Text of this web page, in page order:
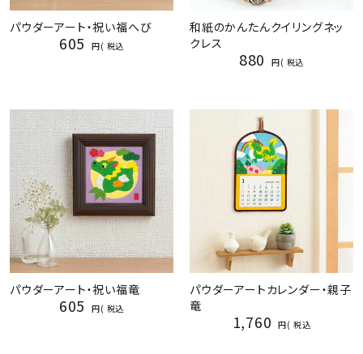
パウダーアート・祝い福へび
605 税込
和紙のかんたんクイリングネッ
クレス
880 税込
パウダーアート・祝い福竜
605 税込
パウダーアートカレンダー・親子
竜
1,760 税込